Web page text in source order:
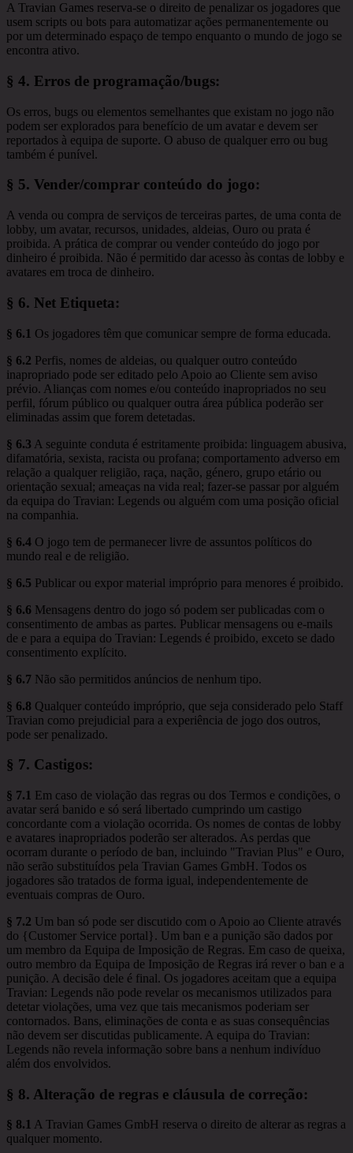
A Travian Games reserva-se o direito de penalizar os jogadores que
usem scripts ou bots para automatizar ações permanentemente ou
por um determinado espaço de tempo enquanto o mundo de jogo se
encontra ativo.
§ 4. Erros de programação/bugs:
Os erros, bugs ou elementos semelhantes que existam no jogo não
podem ser explorados para benefício de um avatar e devem ser
reportados à equipa de suporte. O abuso de qualquer erro ou bug
também é punível.
§ 5. Vender/comprar conteúdo do jogo:
A venda ou compra de serviços de terceiras partes, de uma conta de
lobby, um avatar, recursos, unidades, aldeias, Ouro ou prata é
proibida. A prática de comprar ou vender conteúdo do jogo por
dinheiro é proibida. Não é permitido dar acesso às contas de lobby e
avatares em troca de dinheiro.
§ 6. Net Etiqueta:
§ 6.1 Os jogadores têm que comunicar sempre de forma educada.
§ 6.2 Perfis, nomes de aldeias, ou qualquer outro conteúdo
inapropriado pode ser editado pelo Apoio ao Cliente sem aviso
prévio. Alianças com nomes e/ou conteúdo inapropriados no seu
perfil, fórum público ou qualquer outra área pública poderão ser
eliminadas assim que forem detetadas.
§ 6.3 A seguinte conduta é estritamente proibida: linguagem abusiva,
difamatória, sexista, racista ou profana; comportamento adverso em
relação a qualquer religião, raça, nação, género, grupo etário ou
orientação sexual; ameaças na vida real; fazer-se passar por alguém
da equipa do Travian: Legends ou alguém com uma posição oficial
na companhia.
§ 6.4 O jogo tem de permanecer livre de assuntos políticos do
mundo real e de religião.
§ 6.5 Publicar ou expor material impróprio para menores é proibido.
§ 6.6 Mensagens dentro do jogo só podem ser publicadas com o
consentimento de ambas as partes. Publicar mensagens ou e-mails
de e para a equipa do Travian: Legends é proibido, exceto se dado
consentimento explícito.
§ 6.7 Não são permitidos anúncios de nenhum tipo.
§ 6.8 Qualquer conteúdo impróprio, que seja considerado pelo Staff
Travian como prejudicial para a experiência de jogo dos outros,
pode ser penalizado.
§ 7. Castigos:
§ 7.1 Em caso de violação das regras ou dos Termos e condições, o
avatar será banido e só será libertado cumprindo um castigo
concordante com a violação ocorrida. Os nomes de contas de lobby
e avatares inapropriados poderão ser alterados. As perdas que
ocorram durante o período de ban, incluindo "Travian Plus" e Ouro,
não serão substituídos pela Travian Games GmbH. Todos os
jogadores são tratados de forma igual, independentemente de
eventuais compras de Ouro.
§ 7.2 Um ban só pode ser discutido com o Apoio ao Cliente através
do {Customer Service portal}. Um ban e a punição são dados por
um membro da Equipa de Imposição de Regras. Em caso de queixa,
outro membro da Equipa de Imposição de Regras irá rever o ban e a
punição. A decisão dele é final. Os jogadores aceitam que a equipa
Travian: Legends não pode revelar os mecanismos utilizados para
detetar violações, uma vez que tais mecanismos poderiam ser
contornados. Bans, eliminações de conta e as suas consequências
não devem ser discutidas publicamente. A equipa do Travian:
Legends não revela informação sobre bans a nenhum indivíduo
além dos envolvidos.
§ 8. Alteração de regras e cláusula de correção:
§ 8.1 A Travian Games GmbH reserva o direito de alterar as regras a
qualquer momento.